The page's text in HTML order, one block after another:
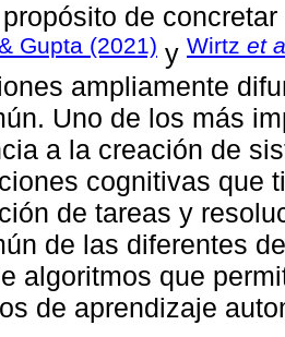
de
Gupta (2021) y Wirtz et
ampliamente
Uno de los más
a la creación de
cognitivas que
de tareas y
de las diferentes
algoritmos que
de aprendizaje